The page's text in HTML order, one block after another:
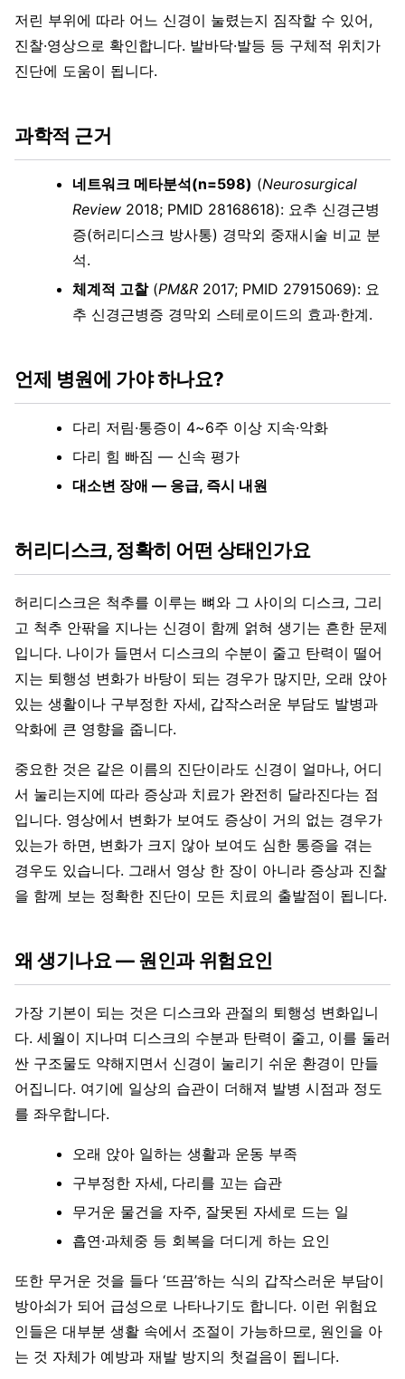
저린 부위에 따라 어느 신경이 눌렸는지 짐작할 수 있어,
진찰·영상으로 확인합니다. 발바닥·발등 등 구체적 위치가
진단에 도움이 됩니다.
과학적 근거
네트워크 메타분석(n=598) (Neurosurgical
Review 2018; PMID 28168618): 요추 신경근병
증(허리디스크 방사통) 경막외 중재시술 비교 분
석.
체계적 고찰(PM&R 2017; PMID 27915069): 요
추 신경근병증 경막외 스테로이드의 효과·한계.
언제 병원에 가야 하나요?
다리 저림·통증이 4~6주 이상 지속·악화
다리 힘 빠짐 — 신속 평가
대소변 장애 — 응급, 즉시 내원
허리디스크, 정확히 어떤 상태인가요
허리디스크은 척추를 이루는 뼈와 그 사이의 디스크, 그리
고 척추 안팎을 지나는 신경이 함께 얽혀 생기는 흔한 문제
입니다. 나이가 들면서 디스크의 수분이 줄고 탄력이 떨어
지는 퇴행성 변화가 바탕이 되는 경우가 많지만, 오래 앉아
있는 생활이나 구부정한 자세, 갑작스러운 부담도 발병과
악화에 큰 영향을 줍니다.
중요한 것은 같은 이름의 진단이라도 신경이 얼마나, 어디
서 눌리는지에 따라 증상과 치료가 완전히 달라진다는 점
입니다. 영상에서 변화가 보여도 증상이 거의 없는 경우가
있는가 하면, 변화가 크지 않아 보여도 심한 통증을 겪는
경우도 있습니다. 그래서 영상 한 장이 아니라 증상과 진찰
을 함께 보는 정확한 진단이 모든 치료의 출발점이 됩니다.
왜 생기나요 — 원인과 위험요인
가장 기본이 되는 것은 디스크와 관절의 퇴행성 변화입니
다. 세월이 지나며 디스크의 수분과 탄력이 줄고, 이를 둘러
싼 구조물도 약해지면서 신경이 눌리기 쉬운 환경이 만들
어집니다. 여기에 일상의 습관이 더해져 발병 시점과 정도
를 좌우합니다.
오래 앉아 일하는 생활과 운동 부족
구부정한 자세, 다리를 꼬는 습관
무거운 물건을 자주, 잘못된 자세로 드는 일
흡연·과체중 등 회복을 더디게 하는 요인
또한 무거운 것을 들다 ‘뜨끔’하는 식의 갑작스러운 부담이
방아쇠가 되어 급성으로 나타나기도 합니다. 이런 위험요
인들은 대부분 생활 속에서 조절이 가능하므로, 원인을 아
는 것 자체가 예방과 재발 방지의 첫걸음이 됩니다.